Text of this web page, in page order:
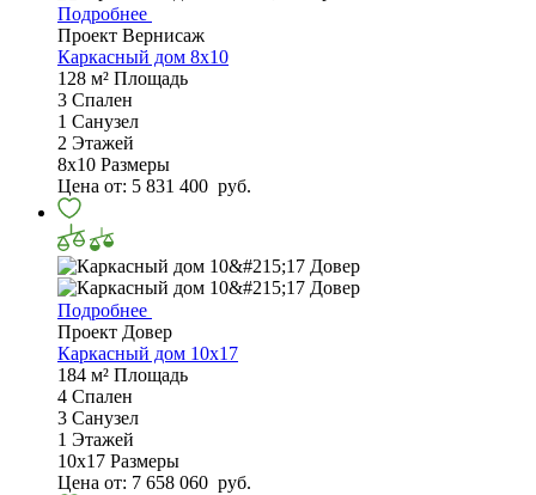
Подробнее
Проект Вернисаж
Каркасный дом 8x10
128 м² Площадь
3 Спален
1 Санузел
2 Этажей
8х10 Размеры
Цена от: 5 831 400 руб.
Подробнее
Проект Довер
Каркасный дом 10x17
184 м² Площадь
4 Спален
3 Санузел
1 Этажей
10х17 Размеры
Цена от: 7 658 060 руб.